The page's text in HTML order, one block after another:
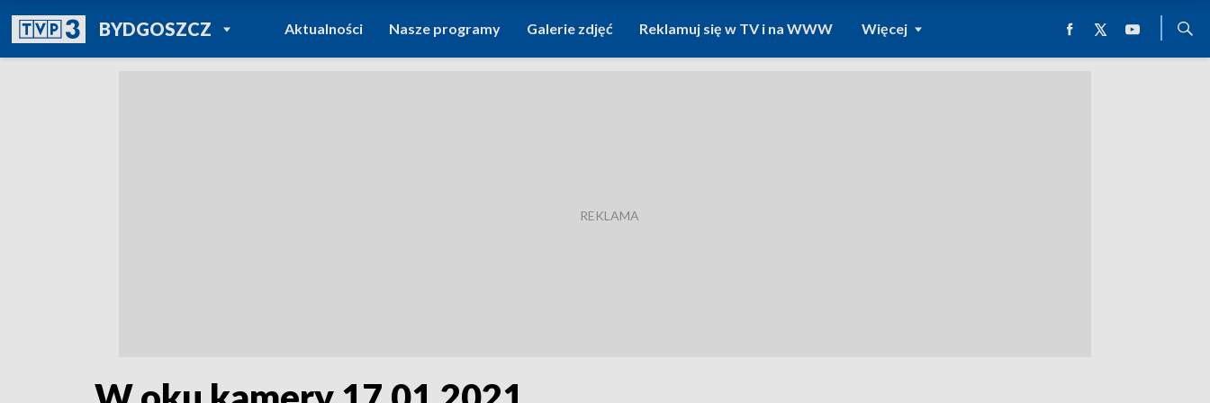
BYDGOSZCZPOWRÓT DO
TVP REGIONY
Aktualności Nasze programy Galerie zdjęć Reklamuj się w TV i na WWW Więcej